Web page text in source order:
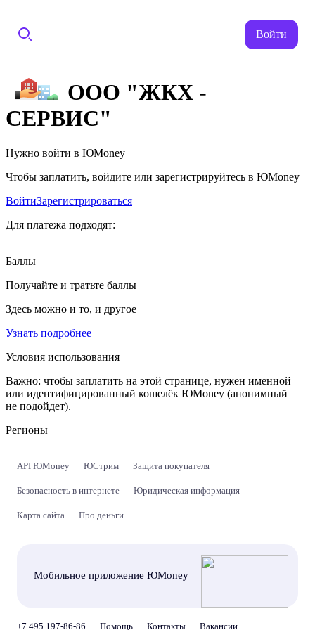
Войти
ООО "ЖКХ -
СЕРВИС"
Нужно войти в ЮMoney
Чтобы заплатить, войдите или зарегистрируйтесь в ЮMoney
ВойтиЗарегистрироваться
Для платежа подходят:
Баллы
Получайте и тратьте баллы
Здесь можно и то, и другое
Узнать подробнее
Условия использования
Важно: чтобы заплатить на этой странице, нужен именной
или идентифицированный кошелёк ЮMoney (анонимный
не подойдет).
Регионы
API ЮMoney ЮСтрим Защита покупателя
Безопасность в интернете Юридическая информация
Карта сайта Про деньги
Мобильное приложение ЮMoney
+7 495 197-86-86 Помощь Контакты Вакансии